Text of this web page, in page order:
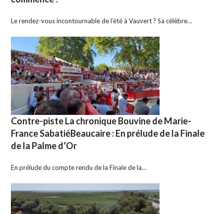
Le rendez-vous incontournable de l’été à Vauvert ? Sa célèbre…
Contre-piste La chronique Bouvine de Marie-
France SabatiéBeaucaire : En prélude de la Finale
de la Palme d’Or
En prélude du compte rendu de la Finale de la…